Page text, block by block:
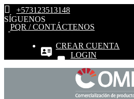
+573123513148
SÍGUENOS
PQR / CONTÁCTENOS
CREAR CUENTA
LOGIN